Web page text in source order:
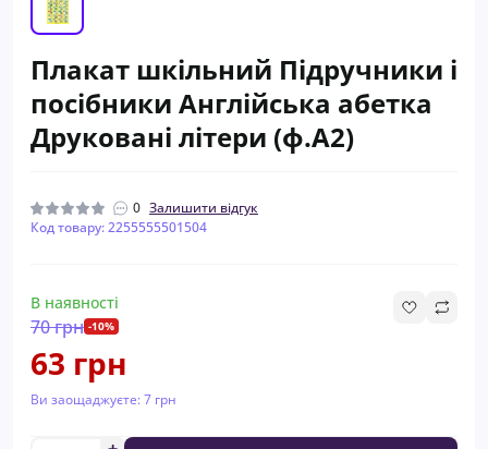
Плакат шкільний Підручники і
посібники Англійська абетка
Друковані літери (ф.А2)
0 Залишити відгук
Код товару: 2255555501504
В наявності
70 грн -10%
63 грн
Ви заощаджуєте:7 грн